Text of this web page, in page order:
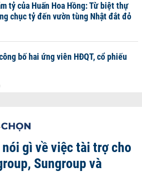
tỷ của Huấn Hoa Hồng: Từ biệt thự
chục tỷ đến vườn tùng Nhật đắt đỏ
bố hai ứng viên HĐQT, cổ phiếu
gì về việc tài trợ cho
Sungroup và